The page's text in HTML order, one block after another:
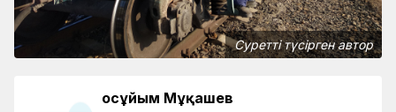
Суретті түсірген автор
Қосұйым Мұқашев